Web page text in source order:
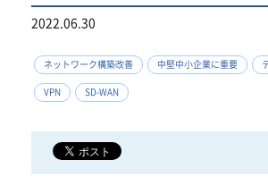
2022.06.30
ネットワーク構築改善 中堅中小企業に重要
VPN SD-WAN